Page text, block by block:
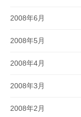
2008年6月
2008年5月
2008年4月
2008年3月
2008年2月